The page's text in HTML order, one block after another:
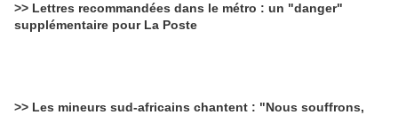
>> Lettres recommandées dans le métro : un "danger"
supplémentaire pour La Poste
>> Les mineurs sud-africains chantent : "Nous souffrons,